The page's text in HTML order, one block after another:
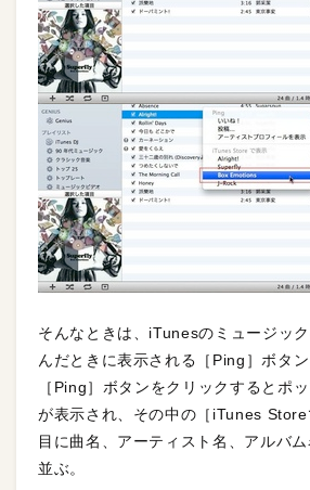
そんなときは、iTunesのミュージッ
んだときに表示される［Ping］ボタン
［Ping］ボタンをクリックするとポ
が表示され、その中の［iTunes
目に曲名、アーティスト名、アルバ
並ぶ。